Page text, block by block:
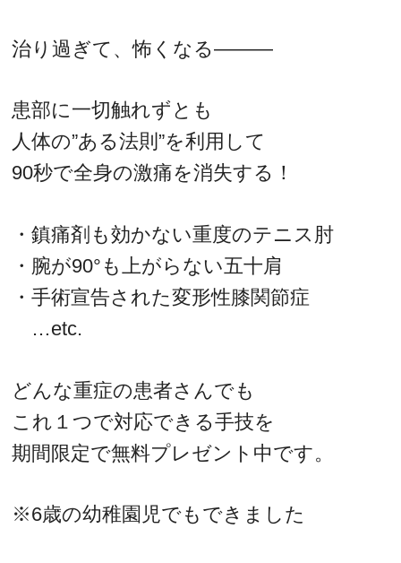
治り過ぎて、怖くなる―――
患部に一切触れずとも
人体の”ある法則”を利用して
90秒で全身の激痛を消失する！
・鎮痛剤も効かない重度のテニス肘
・腕が90°も上がらない五十肩
・手術宣告された変形性膝関節症
…etc.
どんな重症の患者さんでも
これ１つで対応できる手技を
期間限定で無料プレゼント中です。
※6歳の幼稚園児でもできました